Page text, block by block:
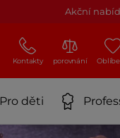
Akční
Kontakty porovnání
Pro děti